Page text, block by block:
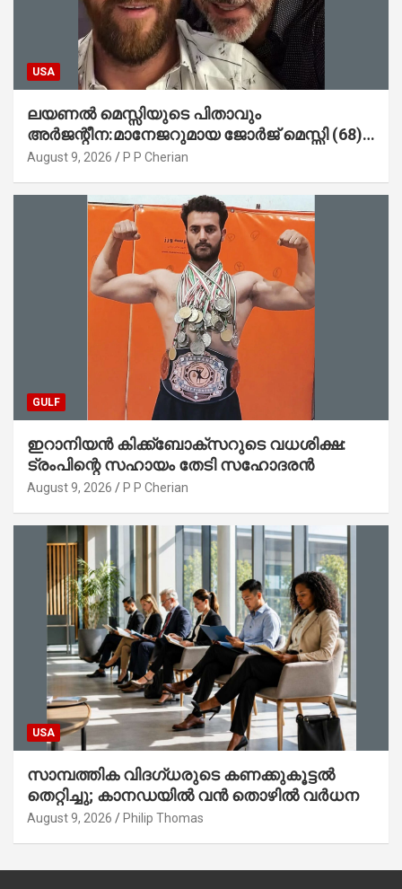
USA
ലയണൽ മെസ്സിയുടെ പിതാവും
അർജന്റീന:മാനേജറുമായ ജോർജ് മെസ്സി (68)
അന്തരിച്ചു
August 9, 2026 P P Cherian
GULF
ഇറാനിയൻ കിക്ക്ബോക്സറുടെ വധശിക്ഷ:
ട്രംപിന്റെ സഹായം തേടി സഹോദരൻ
August 9, 2026 P P Cherian
USA
സാമ്പത്തിക വിദഗ്ധരുടെ കണക്കുകൂട്ടൽ
തെറ്റിച്ചു; കാനഡയിൽ വൻ തൊഴിൽ വർധന
August 9, 2026 Philip Thomas